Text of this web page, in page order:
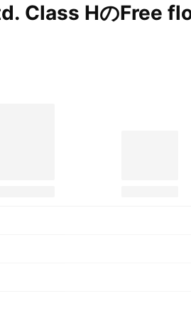
Class HのFree